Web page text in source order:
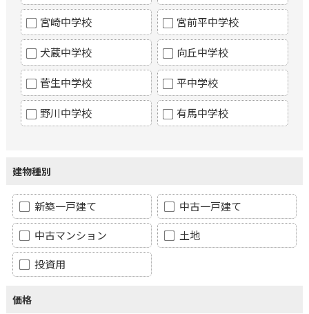
宮崎中学校 宮前平中学校
犬蔵中学校 向丘中学校
菅生中学校 平中学校
野川中学校 有馬中学校
建物種別
新築一戸建て
中古一戸建て
中古マンション
土地
投資用
価格